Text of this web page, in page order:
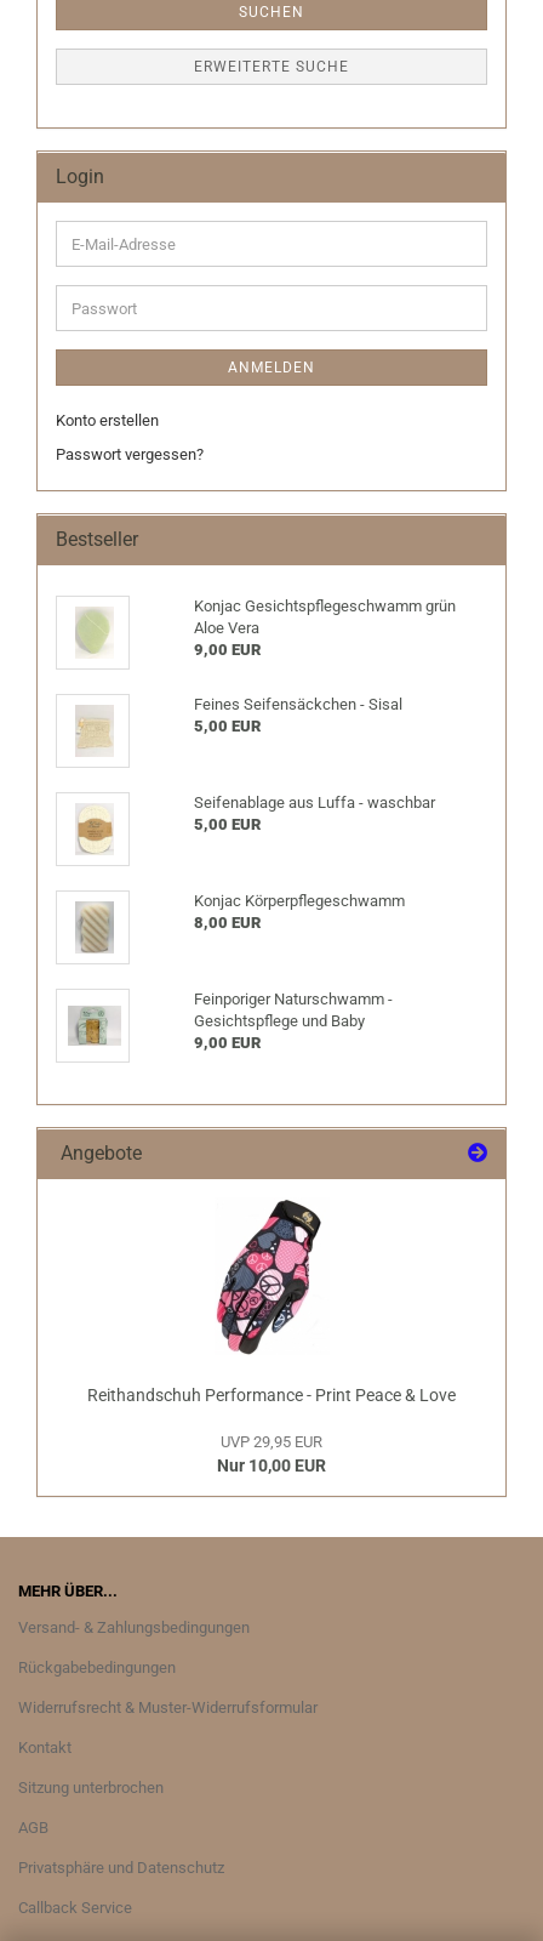
SUCHEN
ERWEITERTE SUCHE
Login
E-
Mail-
Adresse
Passwort
ANMELDEN
Konto erstellen
Passwort vergessen?
Bestseller
Konjac Gesichtspflegeschwamm grün
Aloe Vera
9,00 EUR
Feines Seifensäckchen - Sisal
5,00 EUR
Seifenablage aus Luffa - waschbar
5,00 EUR
Konjac Körperpflegeschwamm
8,00 EUR
Feinporiger Naturschwamm -
Gesichtspflege und Baby
9,00 EUR
Angebote
Reithandschuh Performance - Print Peace & Love
UVP 29,95 EUR
Nur 10,00 EUR
MEHR ÜBER...
Versand- & Zahlungsbedingungen
Rückgabebedingungen
Widerrufsrecht & Muster-Widerrufsformular
Kontakt
Sitzung unterbrochen
AGB
Privatsphäre und Datenschutz
Callback Service